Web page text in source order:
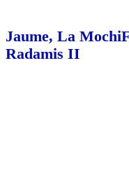
Jaume, La
Radamis II